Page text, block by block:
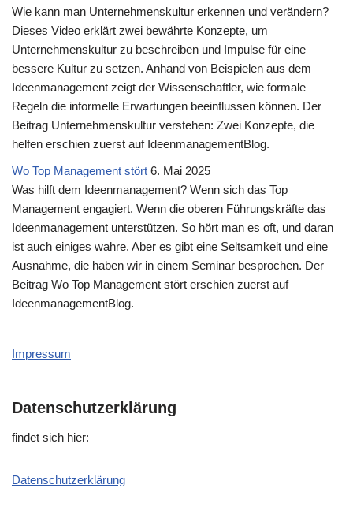
Wie kann man Unternehmenskultur erkennen und verändern?
Dieses Video erklärt zwei bewährte Konzepte, um
Unternehmenskultur zu beschreiben und Impulse für eine
bessere Kultur zu setzen. Anhand von Beispielen aus dem
Ideenmanagement zeigt der Wissenschaftler, wie formale
Regeln die informelle Erwartungen beeinflussen können. Der
Beitrag Unternehmenskultur verstehen: Zwei Konzepte, die
helfen erschien zuerst auf IdeenmanagementBlog.
Wo Top Management stört 6. Mai 2025
Was hilft dem Ideenmanagement? Wenn sich das Top
Management engagiert. Wenn die oberen Führungskräfte das
Ideenmanagement unterstützen. So hört man es oft, und daran
ist auch einiges wahre. Aber es gibt eine Seltsamkeit und eine
Ausnahme, die haben wir in einem Seminar besprochen. Der
Beitrag Wo Top Management stört erschien zuerst auf
IdeenmanagementBlog.
Impressum
Datenschutzerklärung
fin­det sich hier:
Daten­schutz­er­klä­rung